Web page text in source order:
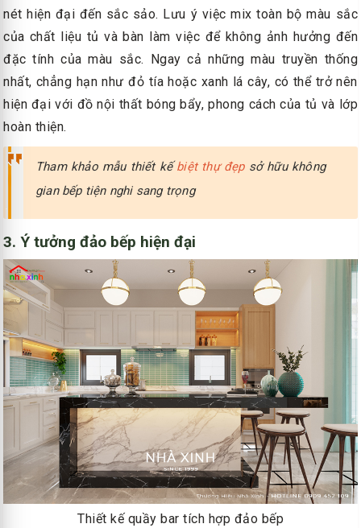
nét hiện đại đến sắc sảo. Lưu ý việc mix toàn bộ màu sắc
của chất liệu tủ và bàn làm việc để không ảnh hưởng đến
đặc tính của màu sắc. Ngay cả những màu truyền thống
nhất, chẳng hạn như đỏ tía hoặc xanh lá cây, có thể trở nên
hiện đại với đồ nội thất bóng bẩy, phong cách của tủ và lớp
hoàn thiện.
Tham khảo mẫu thiết kếbiệt thự đẹpsở hữu không
gian bếp tiện nghi sang trọng
3. Ý tưởng đảo bếp hiện đại
Thiết kế quầy bar tích hợp đảo bếp